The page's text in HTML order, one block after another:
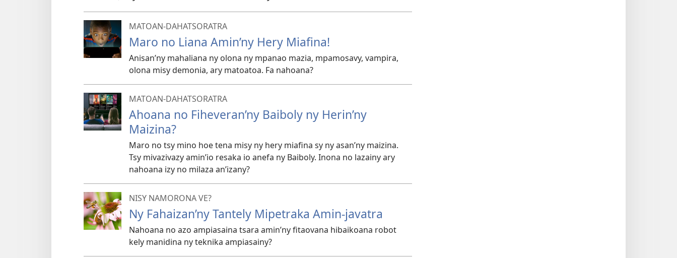
MATOAN-DAHATSORATRA
Maro no Liana Amin’ny Hery Miafina!
Anisan’ny mahaliana ny olona ny mpanao mazia, mpamosavy, vampira,
olona misy demonia, ary matoatoa. Fa nahoana?
MATOAN-DAHATSORATRA
Ahoana no Fiheveran’ny Baiboly ny Herin’ny
Maizina?
Maro no tsy mino hoe tena misy ny hery miafina sy ny asan’ny maizina.
Tsy mivazivazy amin’io resaka io anefa ny Baiboly. Inona no lazainy ary
nahoana izy no milaza an’izany?
NISY NAMORONA VE?
Ny Fahaizan’ny Tantely Mipetraka Amin-javatra
Nahoana no azo ampiasaina tsara amin’ny fitaovana hibaikoana robot
kely manidina ny teknika ampiasainy?